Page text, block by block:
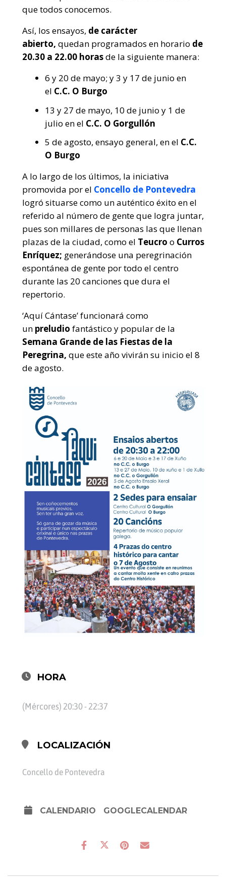
que todos conocemos.
Así, los ensayos, de carácter
abierto, quedan programados en horario de
20.30 a 22.00 horasde la siguiente manera:
6 y 20 de mayo; y 3 y 17 de junio en
el C.C. O Burgo
13 y 27 de mayo, 10 de junio y 1 de
julio en el C.C. O Gorgullón
5 de agosto, ensayo general, en el C.C.
O Burgo
A lo largo de los últimos, la iniciativa
promovida por el Concello de Pontevedra
logró situarse como un auténtico éxito en el
referido al número de gente que logra juntar,
pues son millares de personas las que llenan
plazas de la ciudad, como el Teucro o Curros
Enríquez; generándose una peregrinación
espontánea de gente por todo el centro
durante las 20 canciones que dura el
repertorio.
‘Aquí Cántase’ funcionará como
un preludio fantástico y popular de la
Semana Grande de las Fiestas de la
Peregrina, que este año vivirán su inicio el 8
de agosto.
HORA
(Mércores) 20:30 - 22:37
LOCALIZACIÓN
Concello de Pontevedra
CALENDARIO GOOGLECALENDAR